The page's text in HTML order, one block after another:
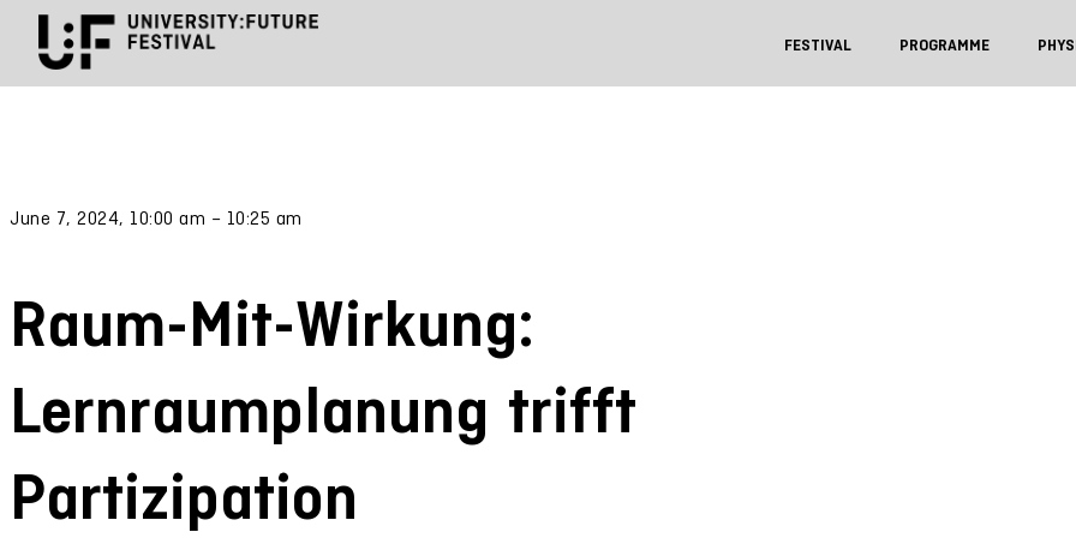
FESTIVAL PROGRAMME
June 7, 2024, 10:00 am – 10:25 am
Raum-Mit-Wirkung:
Lernraumplanung trifft
Partizipation